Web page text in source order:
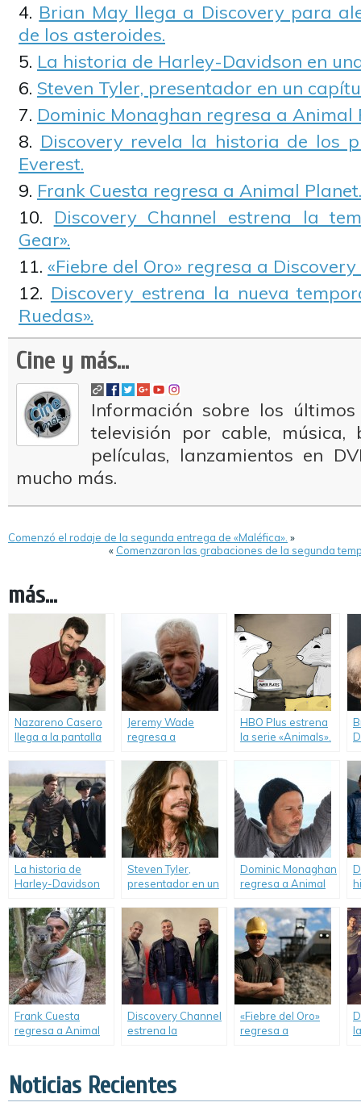
Brian May llega a Discovery para
de los asteroides.
La historia de Harley-Davidson en
Steven Tyler, presentador en un
Dominic Monaghan regresa a Animal
Discovery revela la historia de los
Everest.
Frank Cuesta regresa a Animal Planet.
Discovery Channel estrena la
Gear».
«Fiebre del Oro» regresa a Discovery
Discovery estrena la nueva
Ruedas».
Cine y más...
Información sobre los
televisión por cable, música,
películas, lanzamientos en
mucho más.
Comenzó el rodaje de la segunda entrega de «Maléfica». »
« Comenzaron las grabaciones de la segunda
más...
Nazareno Casero
llega a la pantalla
Jeremy Wade
regresa a
HBO Plus estrena
la serie «Animals».
La historia de
Harley-Davidson
Steven Tyler,
presentador en un
Dominic Monaghan
regresa a Animal
Frank Cuesta
regresa a Animal
Discovery Channel
estrena la
«Fiebre del Oro»
regresa a
Noticias Recientes